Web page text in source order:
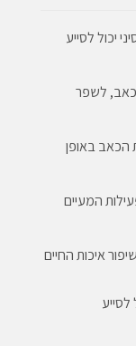
יכול לסייע
כאב, לשפר
הכאב באופן
המעיים
איכות החיים